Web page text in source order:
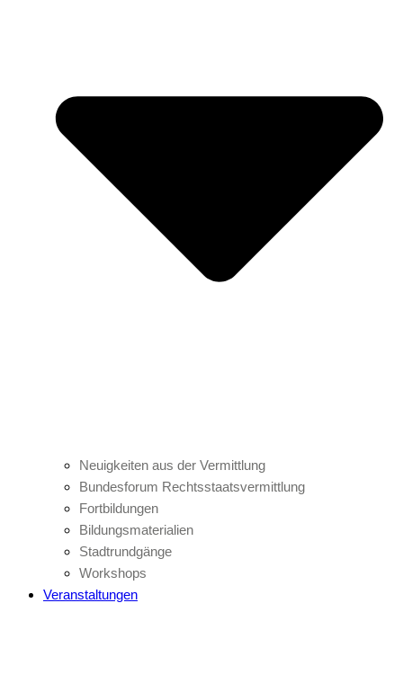
Neuigkeiten aus der Vermittlung
Bundesforum Rechtsstaatsvermittlung
Fortbildungen
Bildungsmaterialien
Stadtrundgänge
Workshops
Veranstaltungen